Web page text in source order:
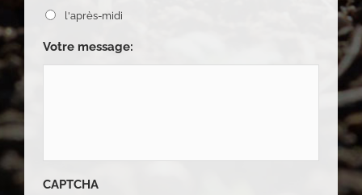
l'après-midi
Votre message:
CAPTCHA